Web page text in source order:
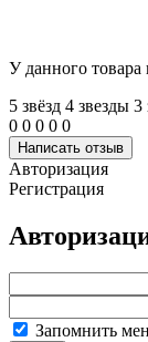
У данного товара
5 звёзд 4 звeзды 3
0 0 0 0 0
Написать отзыв
Авторизация
Регистрация
Запомнить